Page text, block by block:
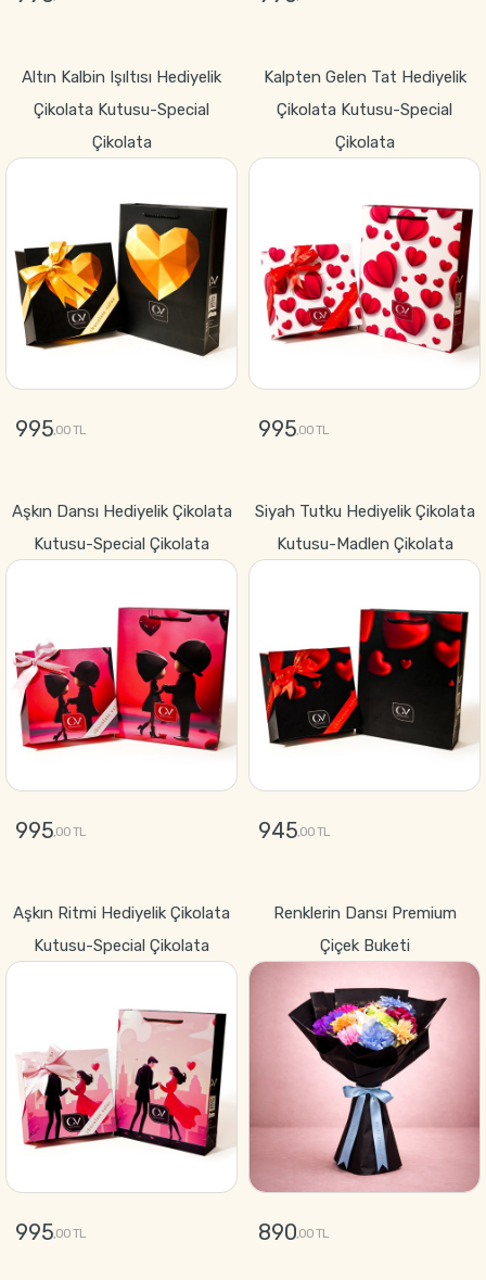
Altın Kalbin Işıltısı Hediyelik
Çikolata Kutusu-Special
Çikolata
995,00 TL
Kalpten Gelen Tat Hediyelik
Çikolata Kutusu-Special
Çikolata
995,00 TL
Aşkın Dansı Hediyelik Çikolata
Kutusu-Special Çikolata
995,00 TL
Siyah Tutku Hediyelik Çikolata
Kutusu-Madlen Çikolata
945,00 TL
Aşkın Ritmi Hediyelik Çikolata
Kutusu-Special Çikolata
995,00 TL
Renklerin Dansı Premium
Çiçek Buketi
890,00 TL